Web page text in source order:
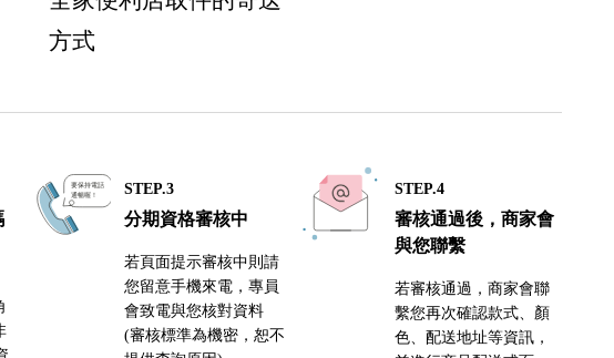
方式
STEP.3
分期資格審核中
若頁面提示審核中則請
您留意手機來電，專員
會致電與您核對資料
(審核標準為機密，恕不
STEP.4
審核通過後，商家會
與您聯繫
若審核通過，商家會聯
繫您再次確認款式、顏
色、配送地址等資訊，